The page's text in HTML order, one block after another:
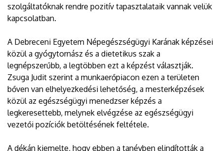
szolgáltatóknak rendre pozitív tapasztalataik vannak velük
kapcsolatban.
A Debreceni Egyetem Népegészségügyi Karának képzései
közül a gyógytornász és a dietetikus szak a
legnépszerűbb, a legtöbben ezt a képzést választják.
Zsuga Judit szerint a munkaerőpiacon ezen a területen
bőven van elhelyezkedési lehetőség, a mesterképzések
közül az egészségügyi menedzser képzés a
legkeresettebb, melynek elvégzése az egészségügyi
vezetői pozíciók betöltésének feltétele.
A dékán kiemelte, hogy ebben a tanévben elindították a